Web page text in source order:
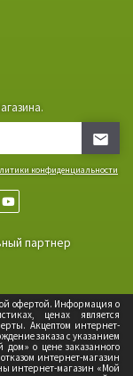
конфиденциальности
партнер
офертой. Информация о
ценах является
Акцептом интернет-
заказа с указанием
о цене заказанного
интернет-магазин
интернет-магазин «Мой